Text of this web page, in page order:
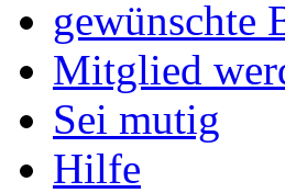
gewünschte
Mitglied
Sei mutig
Hilfe